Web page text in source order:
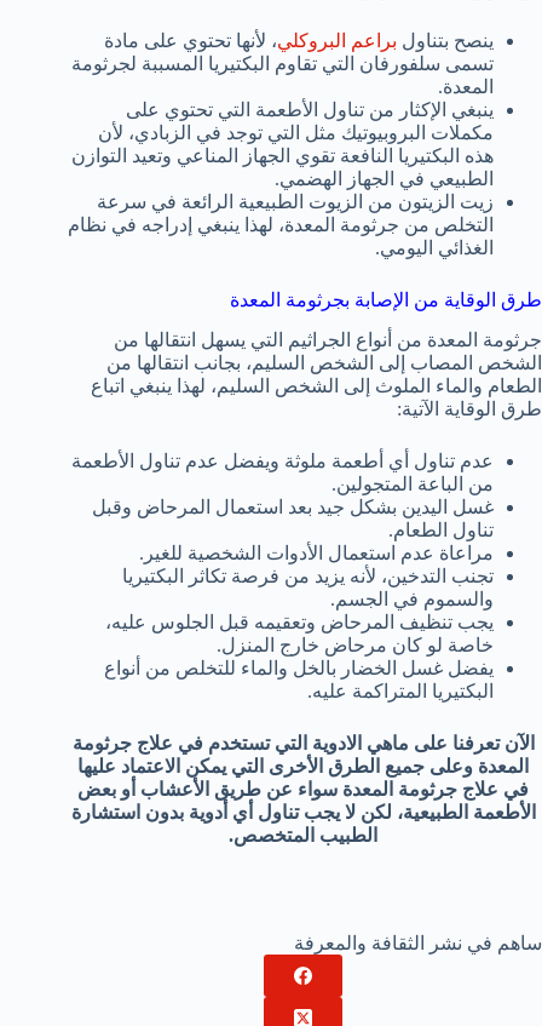
ينصح بتناول براعم البروكلي، لأنها تحتوي على مادة
تسمى سلفورفان التي تقاوم البكتيريا المسببة لجرثومة
المعدة.
ينبغي الإكثار من تناول الأطعمة التي تحتوي على
مكملات البروبيوتيك مثل التي توجد في الزبادي، لأن
هذه البكتيريا النافعة تقوي الجهاز المناعي وتعيد التوازن
الطبيعي في الجهاز الهضمي.
زيت الزيتون من الزيوت الطبيعية الرائعة في سرعة
التخلص من جرثومة المعدة، لهذا ينبغي إدراجه في نظام
الغذائي اليومي.
طرق الوقاية من الإصابة بجرثومة المعدة
جرثومة المعدة من أنواع الجراثيم التي يسهل انتقالها من
الشخص المصاب إلى الشخص السليم، بجانب انتقالها من
الطعام والماء الملوث إلى الشخص السليم، لهذا ينبغي اتباع
طرق الوقاية الآتية:
عدم تناول أي أطعمة ملوثة ويفضل عدم تناول الأطعمة
من الباعة المتجولين.
غسل اليدين بشكل جيد بعد استعمال المرحاض وقبل
تناول الطعام.
مراعاة عدم استعمال الأدوات الشخصية للغير.
تجنب التدخين، لأنه يزيد من فرصة تكاثر البكتيريا
والسموم في الجسم.
يجب تنظيف المرحاض وتعقيمه قبل الجلوس عليه،
خاصة لو كان مرحاض خارج المنزل.
يفضل غسل الخضار بالخل والماء للتخلص من أنواع
البكتيريا المتراكمة عليه.
الآن تعرفنا على ماهي الادوية التي تستخدم في علاج جرثومة
المعدة وعلى جميع الطرق الأخرى التي يمكن الاعتماد عليها
في علاج جرثومة المعدة سواء عن طريق الأعشاب أو بعض
الأطعمة الطبيعية، لكن لا يجب تناول أي أدوية بدون استشارة
الطبيب المتخصص.
ساهم في نشر الثقافة والمعرفة